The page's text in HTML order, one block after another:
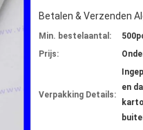
Betalen & Verzenden
Min. bestelaantal:
Prijs:
Verpakking Details:
en